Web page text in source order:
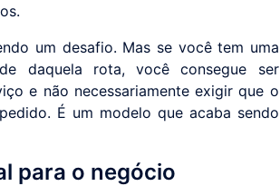
um desafio. Mas se você tem uma
daquela rota, você consegue ser
e não necessariamente exigir que o
É um modelo que acaba sendo
para o negócio